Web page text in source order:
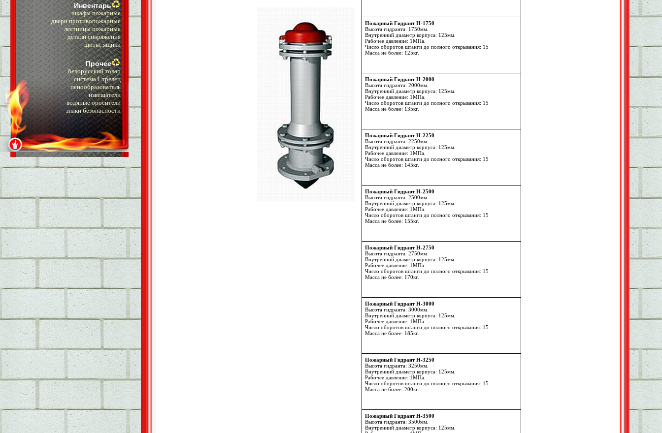
Инвентарь
шкафы пожарные
двери противопожарные
лестницы пожарные
детали снаряжения
щиты, ящики
Прочее
белорусский товар
система Стрелец
пенообразователь
извещатели
водяные оросители
знаки безопасности
Пожарный Гидрант Н-1750
Высота гидранта: 1750мм.
Внутренний диаметр корпуса: 125мм.
Рабочее давление: 1МПа.
Число оборотов штанги до полного открывания: 15
Масса не более: 125кг.
Пожарный Гидрант Н-2000
Высота гидранта: 2000мм.
Внутренний диаметр корпуса: 125мм.
Рабочее давление: 1МПа.
Число оборотов штанги до полного открывания: 15
Масса не более: 135кг.
Пожарный Гидрант Н-2250
Высота гидранта: 2250мм.
Внутренний диаметр корпуса: 125мм.
Рабочее давление: 1МПа.
Число оборотов штанги до полного открывания: 15
Масса не более: 145кг.
Пожарный Гидрант Н-2500
Высота гидранта: 2500мм.
Внутренний диаметр корпуса: 125мм.
Рабочее давление: 1МПа.
Число оборотов штанги до полного открывания: 15
Масса не более: 155кг.
Пожарный Гидрант Н-2750
Высота гидранта: 2750мм.
Внутренний диаметр корпуса: 125мм.
Рабочее давление: 1МПа.
Число оборотов штанги до полного открывания: 15
Масса не более: 170кг.
Пожарный Гидрант Н-3000
Высота гидранта: 3000мм.
Внутренний диаметр корпуса: 125мм.
Рабочее давление: 1МПа.
Число оборотов штанги до полного открывания: 15
Масса не более: 185кг.
Пожарный Гидрант Н-3250
Высота гидранта: 3250мм.
Внутренний диаметр корпуса: 125мм.
Рабочее давление: 1МПа.
Число оборотов штанги до полного открывания: 15
Масса не более: 200кг.
Пожарный Гидрант Н-3500
Высота гидранта: 3500мм.
Внутренний диаметр корпуса: 125мм.